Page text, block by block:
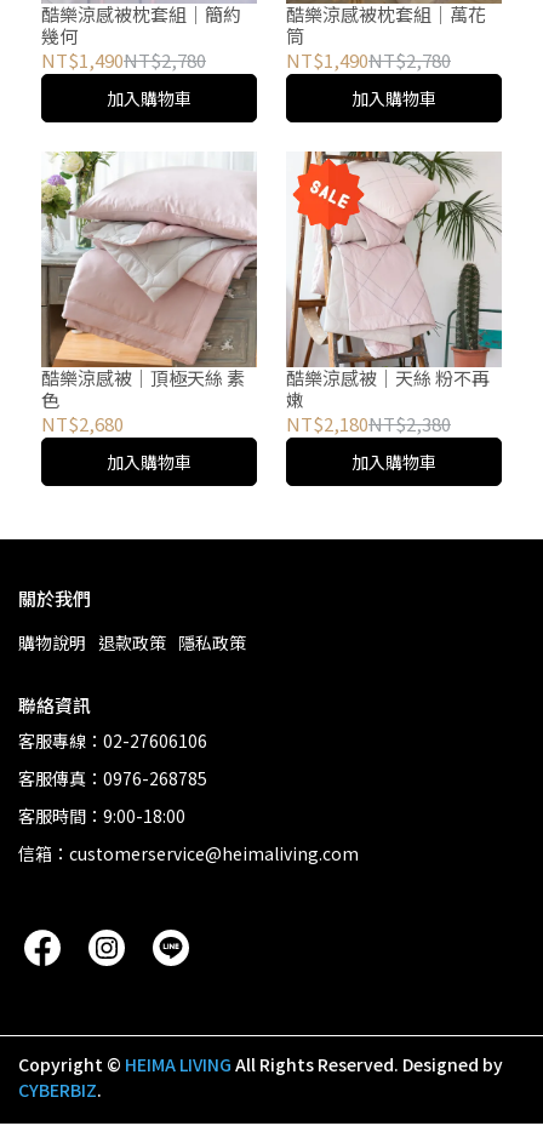
酷樂涼感被枕套組│簡約
幾何
NT$1,490NT$2,780
加入購物車
酷樂涼感被枕套組│萬花
筒
NT$1,490NT$2,780
加入購物車
酷樂涼感被│頂極天絲 素
色
NT$2,680
加入購物車
酷樂涼感被│天絲 粉不再
嫩
NT$2,180NT$2,380
加入購物車
關於我們
購物說明 退款政策 隱私政策
聯絡資訊
客服專線：02-27606106
客服傳真：0976-268785
客服時間：9:00-18:00
信箱：customerservice@heimaliving.com
Copyright © HEIMA LIVING All Rights Reserved. Designed by
CYBERBIZ.